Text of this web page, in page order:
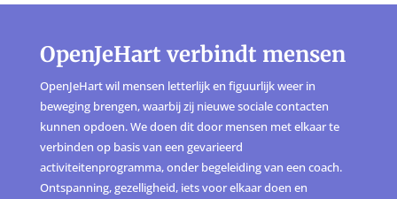
OpenJeHart verbindt mensen
OpenJeHart wil mensen letterlijk en figuurlijk weer in
beweging brengen, waarbij zij nieuwe sociale contacten
kunnen opdoen. We doen dit door mensen met elkaar te
verbinden op basis van een gevarieerd
activiteitenprogramma, onder begeleiding van een coach.
Ontspanning, gezelligheid, iets voor elkaar doen en